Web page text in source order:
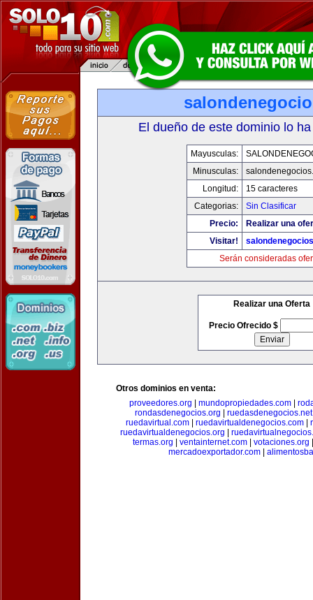
El dueño de este dominio lo
Mayusculas:
Minusculas:
Longitud:
15 caracteres
Categorias:
Sin Clasificar
Precio:
Realizar una
Visitar!
Serán consideradas
Realizar una Oferta
Precio Ofrecido $
Otros dominios en venta:
proveedores.org
mundopropiedades.com|
rondasdenegocios.org
ruedasdenegocios.net
ruedavirtual.com| ruedavirtualdenegocios.com|
ruedavirtualdenegocios.org
termas.org
ventainternet.com votaciones.org
mercadoexportador.com|